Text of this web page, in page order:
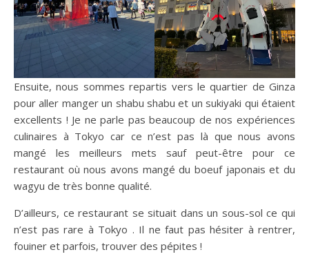
Ensuite, nous sommes repartis vers le quartier de Ginza
pour aller manger un shabu shabu et un sukiyaki qui étaient
excellents ! Je ne parle pas beaucoup de nos expériences
culinaires à Tokyo car ce n’est pas là que nous avons
mangé les meilleurs mets sauf peut-être pour ce
restaurant où nous avons mangé du boeuf japonais et du
wagyu de très bonne qualité.
D’ailleurs, ce restaurant se situait dans un sous-sol ce qui
n’est pas rare à Tokyo . Il ne faut pas hésiter à rentrer,
fouiner et parfois, trouver des pépites !